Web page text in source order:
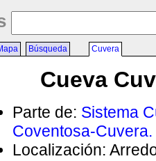
Búsqueda Cuvera
Cueva
Parte de: Sistema
Coventosa-Cuvera.
Localización: